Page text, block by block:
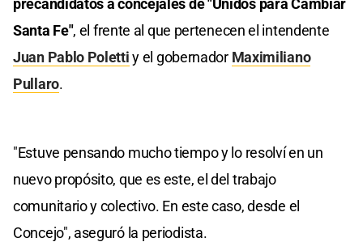
Santa Fe", el frente al que pertenecen el intendente
Juan Pablo Polettiy el gobernador Maximiliano
Pullaro.
"Estuve pensando mucho tiempo y lo resolví en un
nuevo propósito, que es este, el del trabajo
comunitario y colectivo. En este caso, desde el
Concejo", aseguró la periodista.